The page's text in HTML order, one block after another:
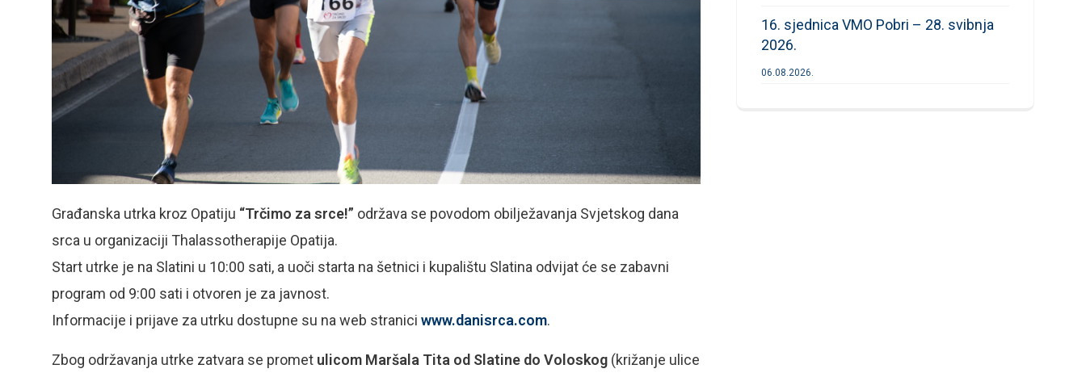
Građanska utrka kroz Opatiju “Trčimo za srce!” održava se povodom obilježavanja Svjetskog dana
srca u organizaciji Thalassotherapije Opatija.
Start utrke je na Slatini u 10:00 sati, a uoči starta na šetnici i kupalištu Slatina odvijat će se zabavni
program od 9:00 sati i otvoren je za javnost.
Informacije i prijave za utrku dostupne su na web stranici www.danisrca.com.
Zbog održavanja utrke zatvara se promet ulicom Maršala Tita od Slatine do Voloskog (križanje ulice
16. sjednica VMO Pobri – 28. svibnja
2026.
06.08.2026.